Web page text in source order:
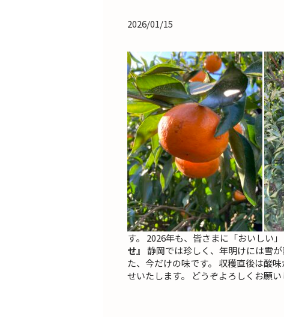
2026/01/15
す。 2026年も、皆さまに「おいしい
せ』 静岡では珍しく、年明けには雪
た、今だけの味です。 収穫直後は酸
せいたします。 どうぞよろしくお願い